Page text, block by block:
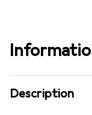
Description